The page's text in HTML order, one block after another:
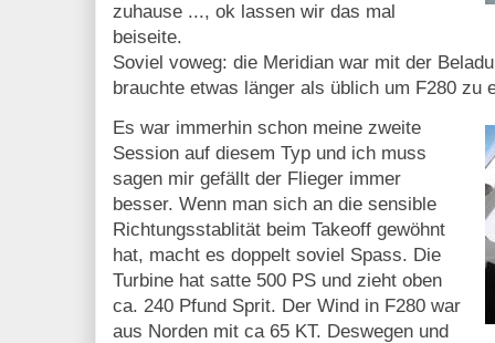
zuhause ..., ok lassen wir das mal
beiseite.
Soviel voweg: die Meridian war mit der
brauchte etwas länger als üblich um F280 zu
Es war immerhin schon meine zweite
Session auf diesem Typ und ich muss
sagen mir gefällt der Flieger immer
besser. Wenn man sich an die sensible
Richtungsstablität beim Takeoff gewöhnt
hat, macht es doppelt soviel Spass. Die
Turbine hat satte 500 PS und zieht oben
ca. 240 Pfund Sprit. Der Wind in F280 war
aus Norden mit ca 65 KT. Deswegen und